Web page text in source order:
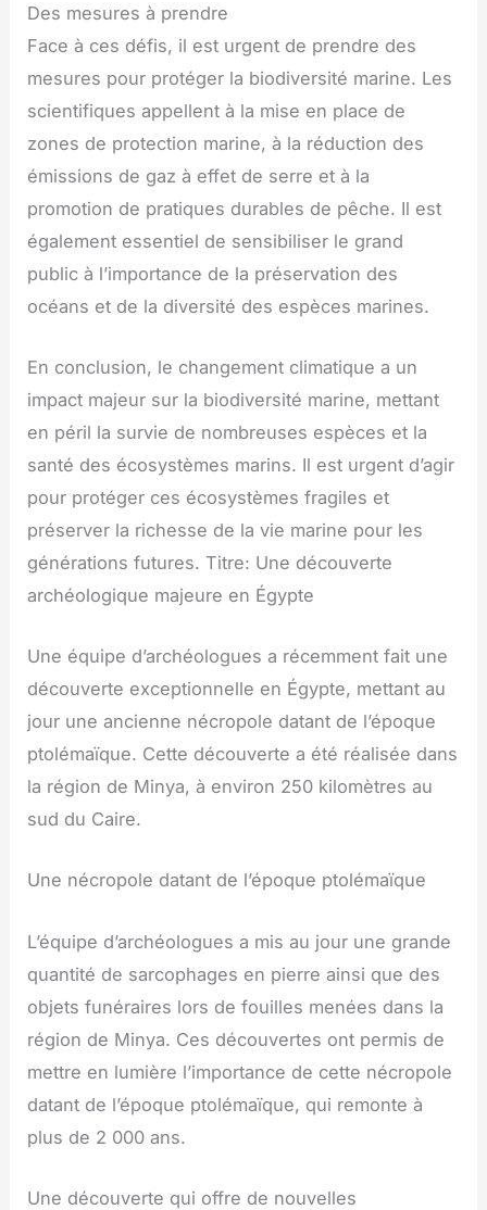
Des mesures à prendre
Face à ces défis, il est urgent de prendre des
mesures pour protéger la biodiversité marine. Les
scientifiques appellent à la mise en place de
zones de protection marine, à la réduction des
émissions de gaz à effet de serre et à la
promotion de pratiques durables de pêche. Il est
également essentiel de sensibiliser le grand
public à l’importance de la préservation des
océans et de la diversité des espèces marines.
En conclusion, le changement climatique a un
impact majeur sur la biodiversité marine, mettant
en péril la survie de nombreuses espèces et la
santé des écosystèmes marins. Il est urgent d’agir
pour protéger ces écosystèmes fragiles et
préserver la richesse de la vie marine pour les
générations futures. Titre: Une découverte
archéologique majeure en Égypte
Une équipe d’archéologues a récemment fait une
découverte exceptionnelle en Égypte, mettant au
jour une ancienne nécropole datant de l’époque
ptolémaïque. Cette découverte a été réalisée dans
la région de Minya, à environ 250 kilomètres au
sud du Caire.
Une nécropole datant de l’époque ptolémaïque
L’équipe d’archéologues a mis au jour une grande
quantité de sarcophages en pierre ainsi que des
objets funéraires lors de fouilles menées dans la
région de Minya. Ces découvertes ont permis de
mettre en lumière l’importance de cette nécropole
datant de l’époque ptolémaïque, qui remonte à
plus de 2 000 ans.
Une découverte qui offre de nouvelles